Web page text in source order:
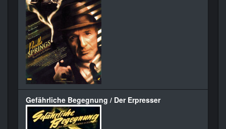
Gefährliche Begegnung / Der Erpresser